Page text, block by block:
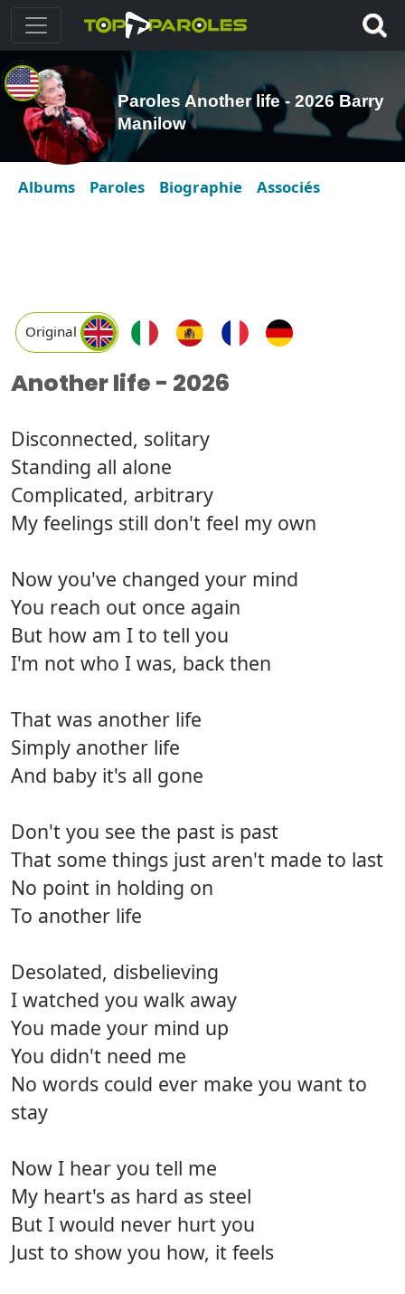
Paroles Another life - 2026 Barry
Manilow
Albums Paroles Biographie Associés
Original
Another life - 2026
Disconnected, solitary
Standing all alone
Complicated, arbitrary
My feelings still don't feel my own
Now you've changed your mind
You reach out once again
But how am I to tell you
I'm not who I was, back then
That was another life
Simply another life
And baby it's all gone
Don't you see the past is past
That some things just aren't made to last
No point in holding on
To another life
Desolated, disbelieving
I watched you walk away
You made your mind up
You didn't need me
No words could ever make you want to
stay
Now I hear you tell me
My heart's as hard as steel
But I would never hurt you
Just to show you how, it feels